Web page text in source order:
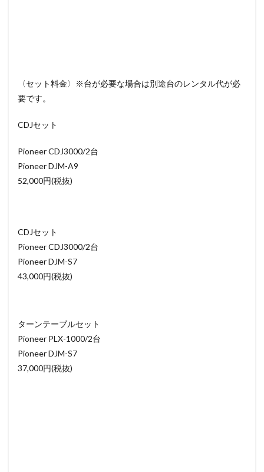
〈セット料金〉※台が必要な場合は別途台のレンタル代が必
要です。
CDJセット
Pioneer CDJ3000/2台
Pioneer DJM-A9
52,000円(税抜)
CDJセット
Pioneer CDJ3000/2台
Pioneer DJM-S7
43,000円(税抜)
ターンテーブルセット
Pioneer PLX-1000/2台
Pioneer DJM-S7
37,000円(税抜)